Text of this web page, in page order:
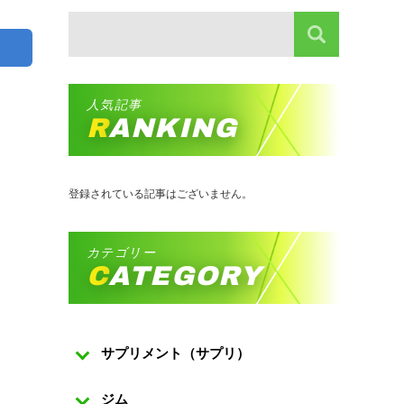
人気記事
RANKING
登録されている記事はございません。
カテゴリー
CATEGORY
サプリメント（サプリ）
ジム